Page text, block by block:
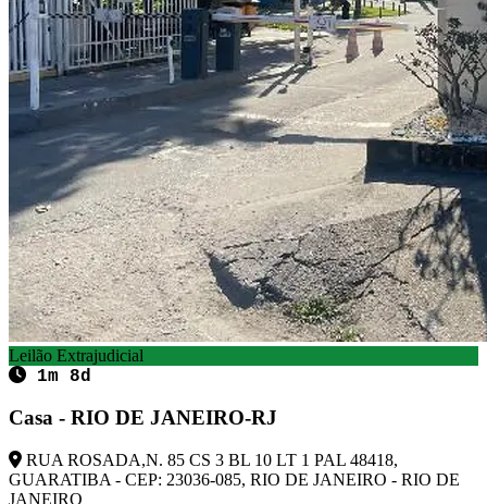
Leilão Extrajudicial
1m 8d
Casa - RIO DE JANEIRO-RJ
RUA ROSADA,N. 85 CS 3 BL 10 LT 1 PAL 48418,
GUARATIBA - CEP: 23036-085, RIO DE JANEIRO - RIO DE
JANEIRO